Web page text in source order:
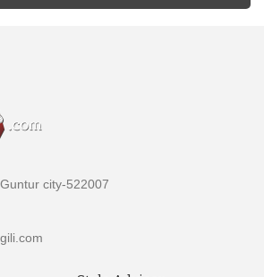
city-522007